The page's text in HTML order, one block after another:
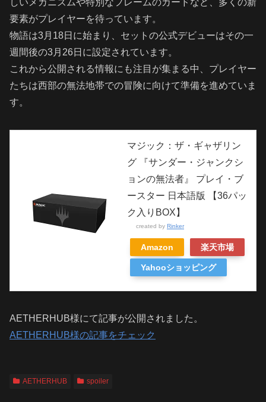
しいメカニズムや特別なフレームのカードなど、多くの新
要素がプレイヤーを待っています。
物語は3月18日に始まり、セットの公式デビューはその一
週間後の3月26日に設定されています。
これから公開される情報にも注目が集まる中、プレイヤー
たちは西部の無法地帯での冒険に向けて準備を進めていま
す。
マジック：ザ・ギャザリン
グ 『サンダー・ジャンクシ
ョンの無法者』 プレイ・ブ
ースター 日本語版 【36パッ
ク入りBOX】
created by Rinker
Amazon 楽天市場
Yahooショッピング
AETHERHUB様にて記事が公開されました。
AETHERHUB様の記事をチェック
AETHERHUB spoiler